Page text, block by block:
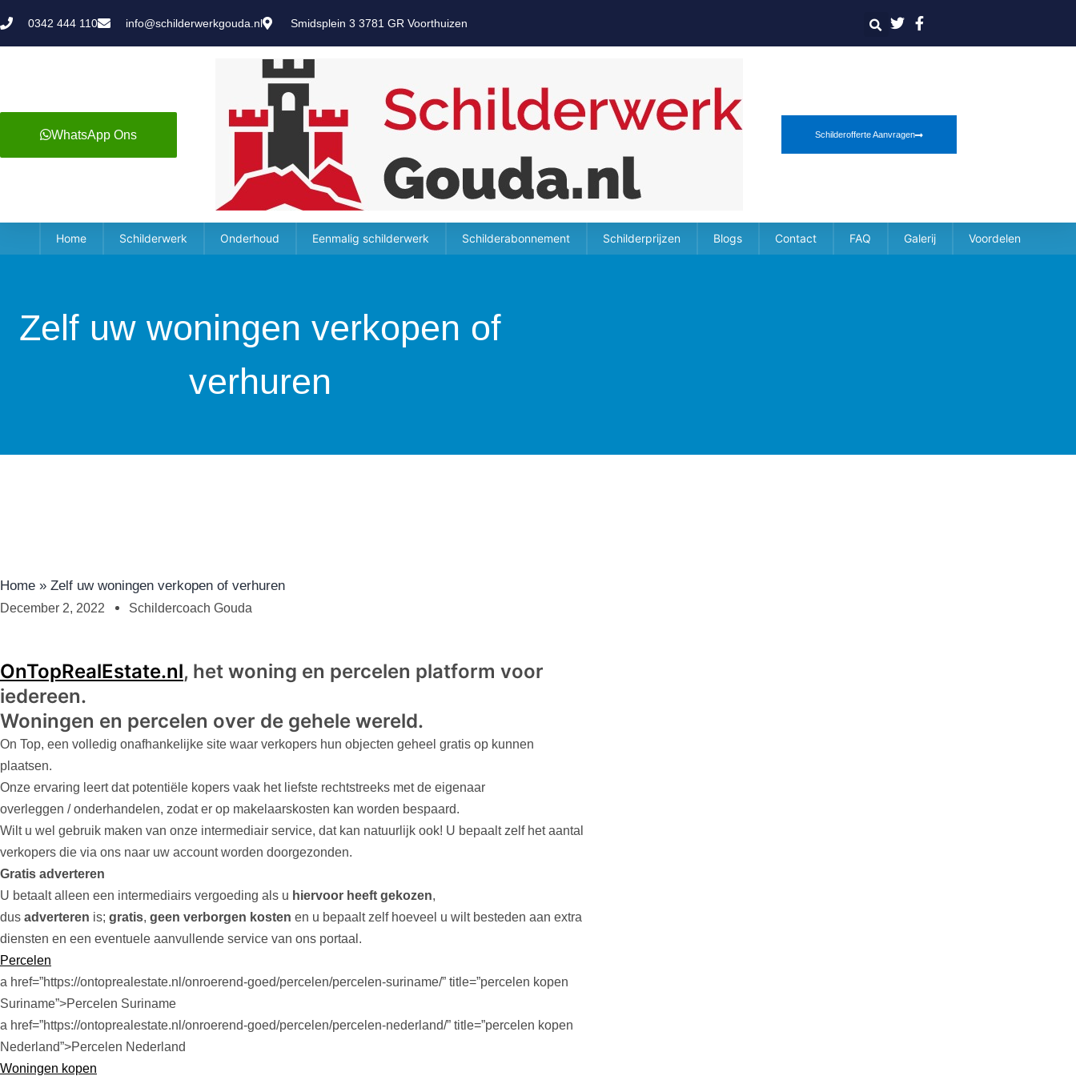
0342 444 110 info@schilderwerkgouda.nl Smidsplein 3 3781 GR Voorthuizen
WhatsApp Ons Schilderofferte Aanvragen
Home Schilderwerk Onderhoud Eenmalig schilderwerk Schilderabonnement Schilderprijzen Blogs Contact FAQ Galerij Voordelen
Zelf uw woningen verkopen of
verhuren
Home » Zelf uw woningen verkopen of verhuren
December 2, 2022 Schildercoach Gouda
OnTopRealEstate.nl, het woning en percelen platform voor
iedereen.
Woningen en percelen over de gehele wereld.
On Top, een volledig onafhankelijke site waar verkopers hun objecten geheel gratis op kunnen
plaatsen.
Onze ervaring leert dat potentiële kopers vaak het liefste rechtstreeks met de eigenaar
overleggen / onderhandelen, zodat er op makelaarskosten kan worden bespaard.
Wilt u wel gebruik maken van onze intermediair service, dat kan natuurlijk ook! U bepaalt zelf het aantal
verkopers die via ons naar uw account worden doorgezonden.
Gratis adverteren
U betaalt alleen een intermediairs vergoeding als u hiervoor heeft gekozen,
dus adverteren is; gratis, geen verborgen kosten en u bepaalt zelf hoeveel u wilt besteden aan extra
diensten en een eventuele aanvullende service van ons portaal.
Percelen
a href=”https://ontoprealestate.nl/onroerend-goed/percelen/percelen-suriname/” title=”percelen kopen
Suriname”>Percelen Suriname
a href=”https://ontoprealestate.nl/onroerend-goed/percelen/percelen-nederland/” title=”percelen kopen
Nederland”>Percelen Nederland
Woningen kopen